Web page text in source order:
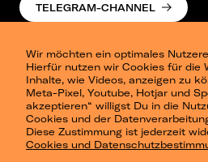
Wir möchten ein optimales
Hierfür nutzen wir Cookies für die
Inhalte, wie Videos, anzeigen zu
Meta-Pixel, Youtube, Hotjar und
akzeptieren“ willigst Du in die
Cookies und der
Diese Zustimmung ist jederzeit
Cookies und
TELEGRAM-CHANNEL
Presse
Berlin
Dresden